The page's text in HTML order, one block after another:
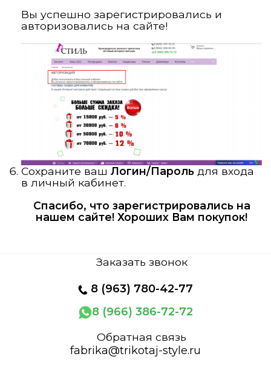
Вы успешно зарегистрировались и
авторизовались на сайте!
Сохраните ваш Логин/Пароль для входа
в личный кабинет.
Спасибо, что зарегистрировались на
нашем сайте! Хороших Вам покупок!
Заказать звонок
8 (963) 780-42-77
8 (966) 386-72-72
Обратная связь
fabrika@trikotaj-style.ru